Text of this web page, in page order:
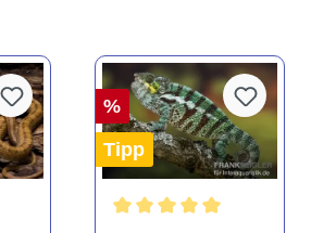
%
Tipp